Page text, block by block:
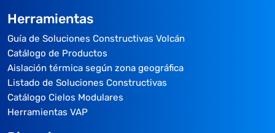
Herramientas
Guía de Soluciones Constructivas Volcán
Catálogo de Productos
Aislación térmica según zona geográfica
Listado de Soluciones Constructivas
Catálogo Cielos Modulares
Herramientas VAP